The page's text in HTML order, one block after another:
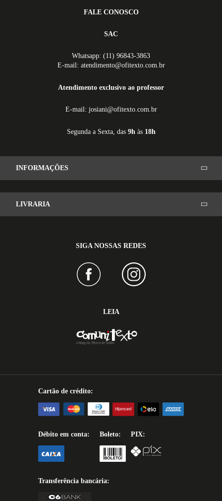
FALE CONOSCO
SAC
Whatsapp: (11) 96843-3863
E-mail: atendimento@ofitexto.com.br
Atendimento exclusivo ao professor
E-mail: josiani@ofitexto.com.br
Segunda a Sexta, das 9h às 18h
INFORMAÇÕES
LIVRARIA
SIGA NOSSAS REDES
LEIA
Cartão de crédito:
Débito em conta: Boleto: PIX:
Transferência bancária: